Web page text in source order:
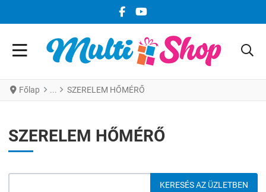
FACEBOOK KÖZÖSSÉGI LINK
YOUTUBE KÖZÖSSÉGI LINK
Főlap SZERELEM HŐMÉRŐ
SZERELEM HŐMÉRŐ